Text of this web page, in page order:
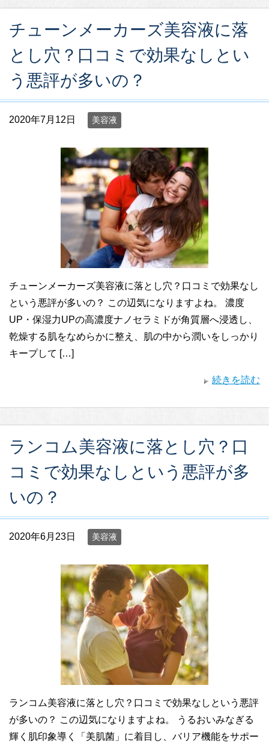
チューンメーカーズ美容液に落
とし穴？口コミで効果なしとい
う悪評が多いの？
2020年7月12日 美容液
チューンメーカーズ美容液に落とし穴？口コミで効果なし
という悪評が多いの？ この辺気になりますよね。 濃度
UP・保湿力UPの高濃度ナノセラミドが角質層へ浸透し、
乾燥する肌をなめらかに整え、肌の中から潤いをしっかり
キープして […]
続きを読む
ランコム美容液に落とし穴？口
コミで効果なしという悪評が多
いの？
2020年6月23日 美容液
ランコム美容液に落とし穴？口コミで効果なしという悪評
が多いの？ この辺気になりますよね。 うるおいみなぎる
輝く肌印象導く「美肌菌」に着目し、バリア機能をサポー